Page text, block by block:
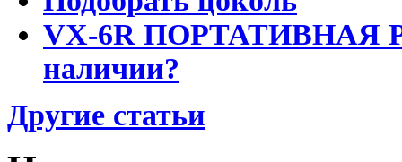
VX-6R ПОРТАТИВНАЯ
наличии?
Другие статьи